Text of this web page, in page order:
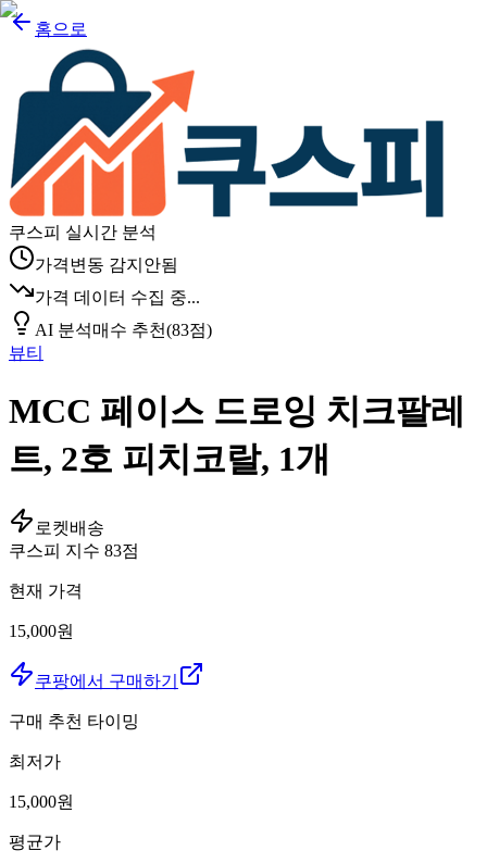
홈으로
쿠스피 실시간 분석
가격변동 감지안됨
가격 데이터 수집 중...
AI 분석매수 추천(83점)
뷰티
MCC 페이스 드로잉 치크팔레
트, 2호 피치코랄, 1개
로켓배송
쿠스피 지수 83점
현재 가격
15,000원
쿠팡에서 구매하기
구매 추천 타이밍
최저가
15,000원
평균가